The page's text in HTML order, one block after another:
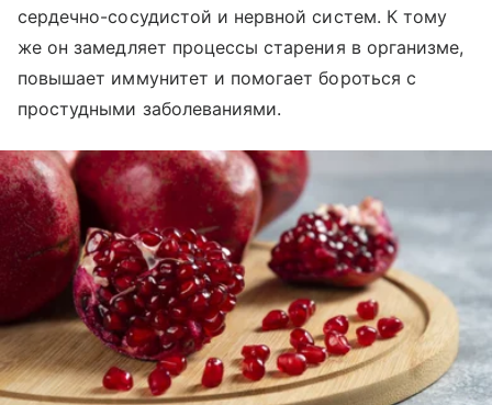
сердечно-сосудистой и нервной систем. К тому
же он замедляет процессы старения в организме,
повышает иммунитет и помогает бороться с
простудными заболеваниями.